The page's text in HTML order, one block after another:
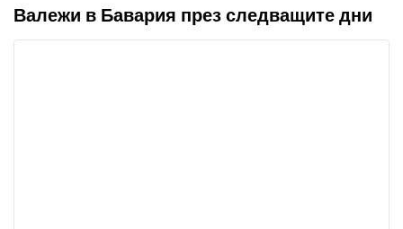
Валежи в Бавария през следващите дни